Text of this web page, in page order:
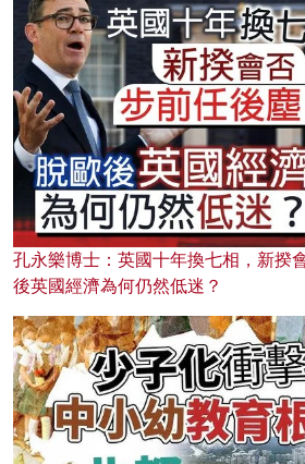
孔永樂博士：英國十年換七相，新揆
後英國經濟為何仍然低迷？